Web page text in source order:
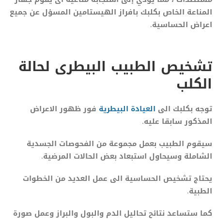
المناعة الخاص بكلبك بافراز الهيستامين المسؤل عن جميع
اعراض الحساسية.
تشخيص الطبيب البيطرى لحالة
الكلب
توجه بكلبك الى العيادة البيطرية فور ظهور الاعراض
المذكور سابقا عليه.
سيقوم الطبيب بعمل مجموعة من الفحوصات الجسدية
الشاملة وسيحاول استبعاد بعض الحالات المرضية.
يحتاج تشخيص الحساسية الى عمل العديد من الخطوات
الطبية.
كما ستساعد نتائح تحاليل الدم والبول والبراز وعمل صورة